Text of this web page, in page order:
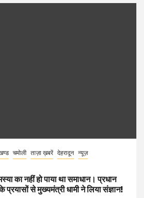
चमोली ताज़ा ख़बरें देहरादून न्यूज़
का नहीं हो पाया था समाधान। प्रधान
से मुख्यमंत्री धामी ने लिया संज्ञान!